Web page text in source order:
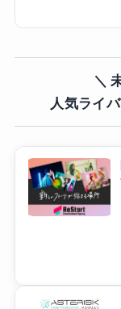
＼
人気ライ